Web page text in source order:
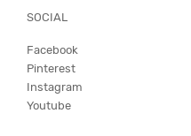
SOCIAL
Facebook
Pinterest
Instagram
Youtube